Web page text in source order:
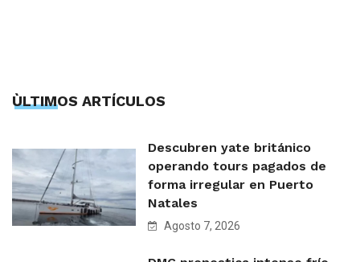
ÙLTIMOS ARTÍCULOS
Descubren yate británico
operando tours pagados de
forma irregular en Puerto
Natales
Agosto 7, 2026